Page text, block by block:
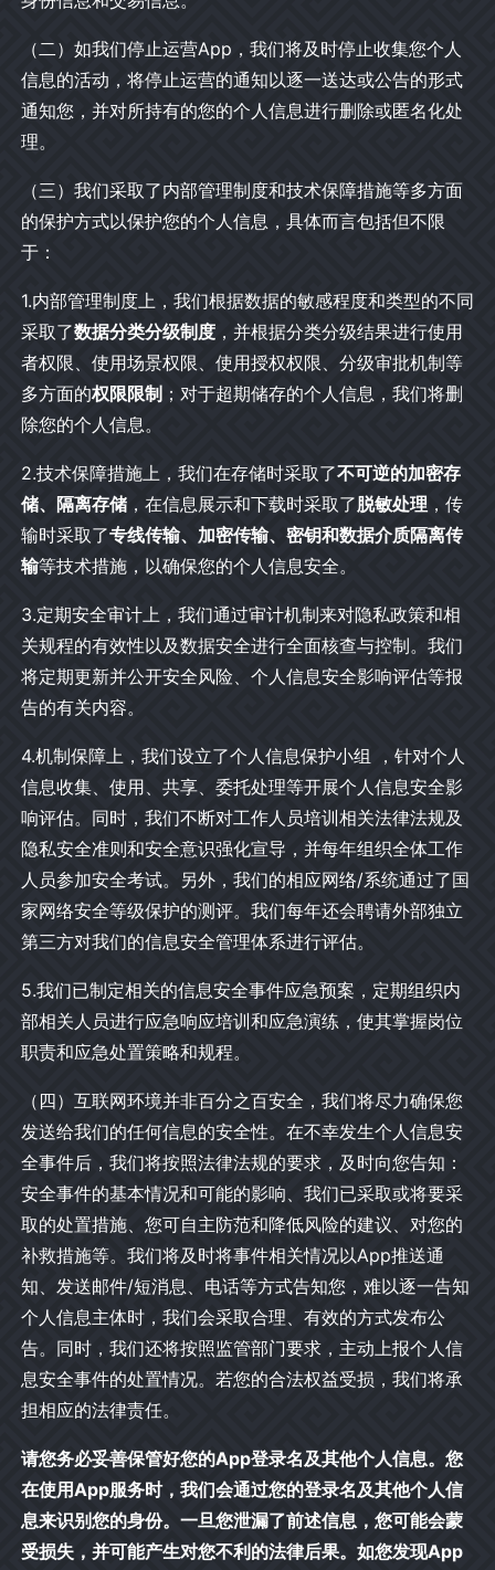
（二）如我们停止运营App，我们将及时停止收集您个人
信息的活动，将停止运营的通知以逐一送达或公告的形式
通知您，并对所持有的您的个人信息进行删除或匿名化处
理。
（三）我们采取了内部管理制度和技术保障措施等多方面
的保护方式以保护您的个人信息，具体而言包括但不限
于：
1.内部管理制度上，我们根据数据的敏感程度和类型的不同
采取了数据分类分级制度 ，并根据分类分级结果进行使用
者权限、使用场景权限、使用授权权限、分级审批机制等
多方面的权限限制 ；对于超期储存的个人信息，我们将删
除您的个人信息。
2.技术保障措施上，我们在存储时采取了不可逆的加密存
储、隔离存储 ，在信息展示和下载时采取了脱敏处理 ，传
输时采取了专线传输、加密传输、密钥和数据介质隔离传
输等技术措施，以确保您的个人信息安全。
3.定期安全审计上，我们通过审计机制来对隐私政策和相
关规程的有效性以及数据安全进行全面核查与控制。我们
将定期更新并公开安全风险、个人信息安全影响评估等报
告的有关内容。
4.机制保障上，我们设立了个人信息保护小组 ，针对个人
信息收集、使用、共享、委托处理等开展个人信息安全影
响评估。同时，我们不断对工作人员培训相关法律法规及
隐私安全准则和安全意识强化宣导，并每年组织全体工作
人员参加安全考试。另外，我们的相应网络/系统通过了国
家网络安全等级保护的测评。我们每年还会聘请外部独立
第三方对我们的信息安全管理体系进行评估。
5.我们已制定相关的信息安全事件应急预案，定期组织内
部相关人员进行应急响应培训和应急演练，使其掌握岗位
职责和应急处置策略和规程。
（四）互联网环境并非百分之百安全，我们将尽力确保您
发送给我们的任何信息的安全性。在不幸发生个人信息安
全事件后，我们将按照法律法规的要求，及时向您告知：
安全事件的基本情况和可能的影响、我们已采取或将要采
取的处置措施、您可自主防范和降低风险的建议、对您的
补救措施等。我们将及时将事件相关情况以App推送通
知、发送邮件/短消息、电话等方式告知您，难以逐一告知
个人信息主体时，我们会采取合理、有效的方式发布公
告。同时，我们还将按照监管部门要求，主动上报个人信
息安全事件的处置情况。若您的合法权益受损，我们将承
担相应的法律责任。
请您务必妥善保管好您的App登录名及其他个人信息。您
在使用App服务时，我们会通过您的登录名及其他个人信
息来识别您的身份。一旦您泄漏了前述信息，您可能会蒙
受损失，并可能产生对您不利的法律后果。如您发现App